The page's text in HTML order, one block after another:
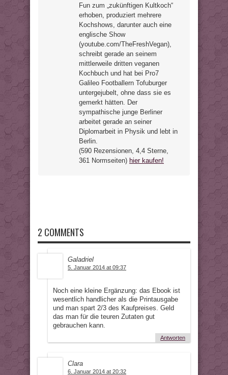
Fun zum „zukünftigen Kultkoch“
erhoben, produziert mehrere
Kochshows, darunter auch eine
englische Show
(youtube.com/TheFreshVegan),
schreibt gerade an seinem
mittlerweile dritten veganen
Kochbuch und hat bei Pro7
Galileo Footballern Tofuburger
untergejubelt, ohne dass sie es
gemerkt hätten. Der
sympathische junge Berliner
arbeitet gerade an seiner
Diplomarbeit in Physik und lebt in
Berlin.
(590 Rezensionen, 4,4 Sterne,
361 Normseiten) hier kaufen!
2 COMMENTS
Galadriel
5. Januar 2014 at 09:37
Noch eine kleine Ergänzung: das Ebook ist
wesentlich handlicher als die Printausgabe
und man spart 2/3 des Kaufpreises. Geld
das man für die teuren Zutaten gut
gebrauchen kann.
Antworten
Clara
6. Januar 2014 at 20:32